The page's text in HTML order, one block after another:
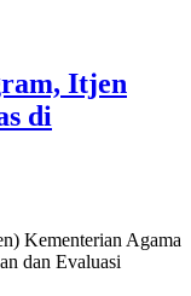
Itjen
di
Kementerian Agama
dan Evaluasi